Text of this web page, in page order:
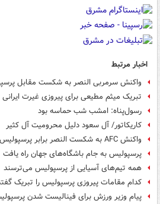
اخبار مرتبط
واکنش سرمربی النصر به شکست مقابل
تبریک میثم مطیعی برای پیروزی غیرت ایرانی
رسول‌پناه: امشب شب حماسه بود
کاریکاتور/ آل سعود دلیل محرومیت آل کثیر
واکنش AFC به شکست النصر برابر پرسپولیس
پرسپولیس به جام باشگاه‌های جهان راه یافت
همه تیم‌های آسیایی از پرسپولیس می‌ترسند
کدام مقامات پیروزی پرسپولیس را تبریک
پیام وزیر ورزش برای فینالیست شدن